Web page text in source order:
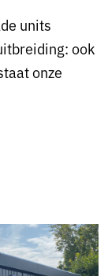
units
ook
onze